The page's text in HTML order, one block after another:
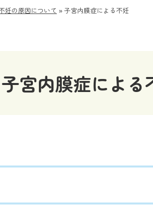
妊の原因について » 子宮内膜症による不妊
子宮内膜症による